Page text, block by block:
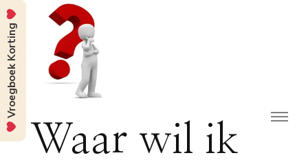
Waar wil ik
Vroegboek Korting